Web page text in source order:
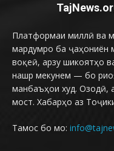
Платформаи миллӣ ва
мардумро ба ҷаҳониён
воқеӣ, арзу шикоятҳо
нашр мекунем — бо
манбаъҳои худ. Озодӣ,
мост. Хабарҳо аз
Тамос бо мо: